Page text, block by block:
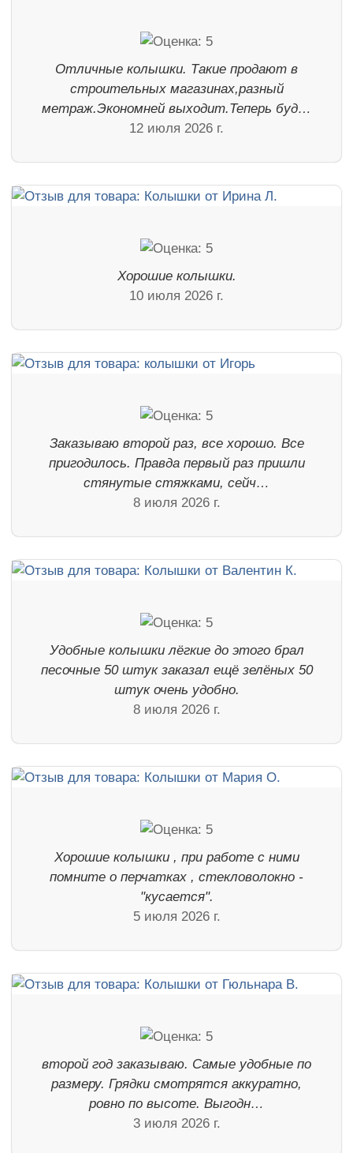
Отличные колышки. Такие продают в
строительных магазинах,разный
метраж.Экономней выходит.Теперь буд…
12 июля 2026 г.
Хорошие колышки.
10 июля 2026 г.
Заказываю второй раз, все хорошо. Все
пригодилось. Правда первый раз пришли
стянутые стяжками, сейч…
8 июля 2026 г.
Удобные колышки лёгкие до этого брал
песочные 50 штук заказал ещё зелёных 50
штук очень удобно.
8 июля 2026 г.
Хорошие колышки , при работе с ними
помните о перчатках , стекловолокно -
"кусается".
5 июля 2026 г.
второй год заказываю. Самые удобные по
размеру. Грядки смотрятся аккуратно,
ровно по высоте. Выгодн…
3 июля 2026 г.